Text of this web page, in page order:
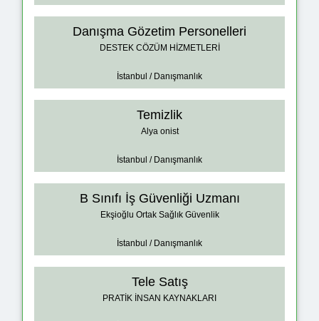
Danışma Gözetim Personelleri
DESTEK CÖZÜM HİZMETLERİ
İstanbul / Danışmanlık
Temizlik
Alya onist
İstanbul / Danışmanlık
B Sınıfı İş Güvenliği Uzmanı
Ekşioğlu Ortak Sağlık Güvenlik
İstanbul / Danışmanlık
Tele Satış
PRATİK İNSAN KAYNAKLARI